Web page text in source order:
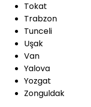
Tokat
Trabzon
Tunceli
Uşak
Van
Yalova
Yozgat
Zonguldak